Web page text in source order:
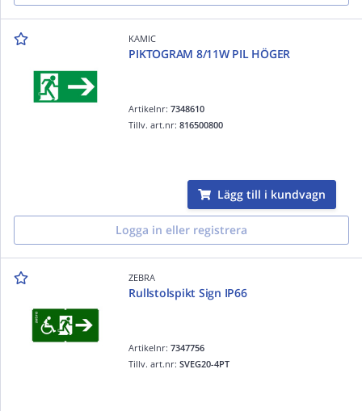
KAMIC
PIKTOGRAM 8/11W PIL HÖGER
Artikelnr:7348610
Tillv. art.nr:816500800
Lägg till i kundvagn
Logga in eller registrera
ZEBRA
Rullstolspikt Sign IP66
Artikelnr:7347756
Tillv. art.nr:SVEG20-4PT